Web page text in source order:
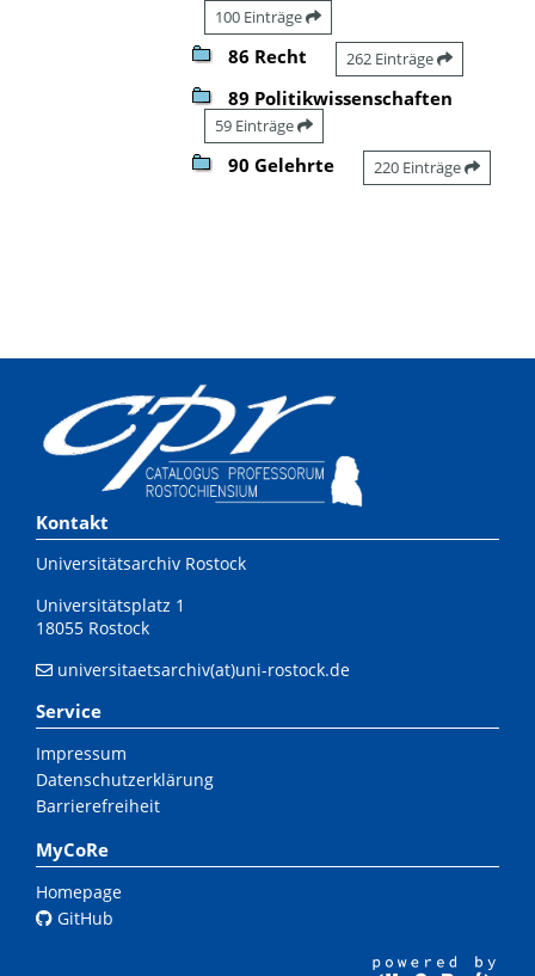
100 Einträge
86 Recht 262 Einträge
89 Politikwissenschaften
59 Einträge
90 Gelehrte 220 Einträge
Kontakt
Universitätsarchiv Rostock
Universitätsplatz 1
18055 Rostock
universitaetsarchiv(at)uni-rostock.de
Service
Impressum
Datenschutzerklärung
Barrierefreiheit
MyCoRe
Homepage
GitHub